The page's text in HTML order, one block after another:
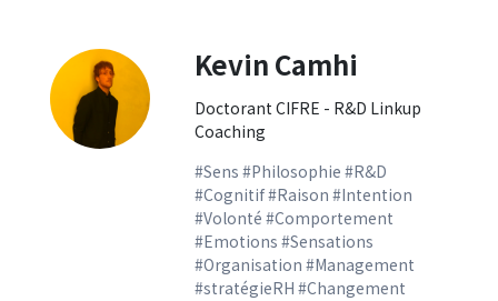
Kevin Camhi
Doctorant CIFRE - R&D Linkup
Coaching
#Sens #Philosophie #R&D
#Cognitif #Raison #Intention
#Volonté #Comportement
#Emotions #Sensations
#Organisation #Management
#stratégieRH #Changement